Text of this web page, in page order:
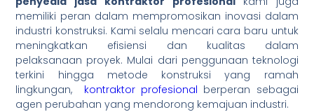
memiliki peran dalam mempromosikan inovasi dalam
industri konstruksi. Kami selalu mencari cara baru untuk
meningkatkan efisiensi dan kualitas dalam
pelaksanaan proyek. Mulai dari penggunaan teknologi
terkini hingga metode konstruksi yang ramah
lingkungan, kontraktor profesional berperan sebagai
agen perubahan yang mendorong kemajuan industri.